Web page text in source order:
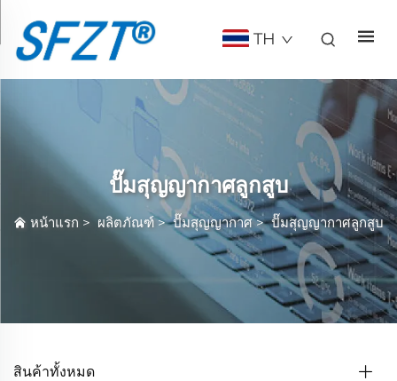
TH
ปั๊มสุญญากาศลูกสูบ
หน้าแรก >ผลิตภัณฑ์>ปั๊มสุญญากาศ>ปั๊มสุญญากาศลูกสูบ
สินค้าทั้งหมด